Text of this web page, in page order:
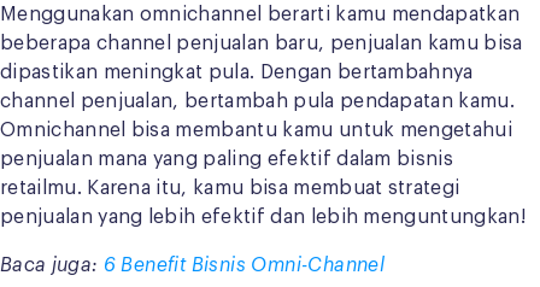
Menggunakan omnichannel berarti kamu mendapatkan
beberapa channel penjualan baru, penjualan kamu bisa
dipastikan meningkat pula. Dengan bertambahnya
channel penjualan, bertambah pula pendapatan kamu.
Omnichannel bisa membantu kamu untuk mengetahui
penjualan mana yang paling efektif dalam bisnis
retailmu. Karena itu, kamu bisa membuat strategi
penjualan yang lebih efektif dan lebih menguntungkan!
Baca juga: 6 Benefit Bisnis Omni-Channel